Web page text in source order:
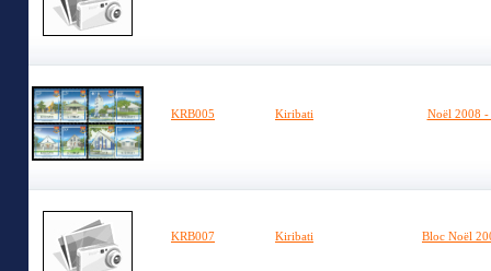
KRB005 Kiribati Noël 2008 -
KRB007 Kiribati Bloc Noël